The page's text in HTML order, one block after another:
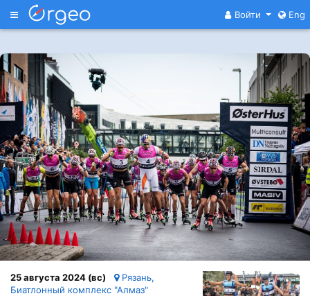
Меню Войти Eng
25 августа 2024 (вс)
Рязань,
Биатлонный комплекс "Алмаз"